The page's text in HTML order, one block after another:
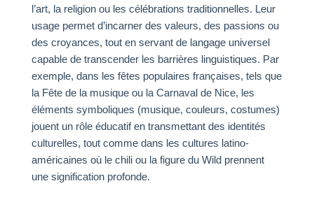
l’art, la religion ou les célébrations traditionnelles. Leur
usage permet d’incarner des valeurs, des passions ou
des croyances, tout en servant de langage universel
capable de transcender les barrières linguistiques. Par
exemple, dans les fêtes populaires françaises, tels que
la Fête de la musique ou la Carnaval de Nice, les
éléments symboliques (musique, couleurs, costumes)
jouent un rôle éducatif en transmettant des identités
culturelles, tout comme dans les cultures latino-
américaines où le chili ou la figure du Wild prennent
une signification profonde.